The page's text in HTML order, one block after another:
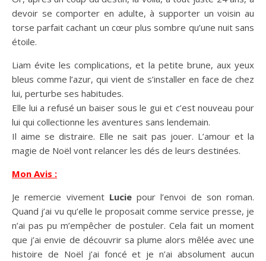
devoir se comporter en adulte, à supporter un voisin au
torse parfait cachant un cœur plus sombre qu’une nuit sans
étoile.
Liam évite les complications, et la petite brune, aux yeux
bleus comme l’azur, qui vient de s’installer en face de chez
lui, perturbe ses habitudes.
Elle lui a refusé un baiser sous le gui et c’est nouveau pour
lui qui collectionne les aventures sans lendemain.
Il aime se distraire. Elle ne sait pas jouer. L’amour et la
magie de Noël vont relancer les dés de leurs destinées.
Mon Avis :
Je remercie vivement Luciepour l’envoi de son roman.
Quand j’ai vu qu’elle le proposait comme service presse, je
n’ai pas pu m’empêcher de postuler. Cela fait un moment
que j’ai envie de découvrir sa plume alors mêlée avec une
histoire de Noël j’ai foncé et je n’ai absolument aucun